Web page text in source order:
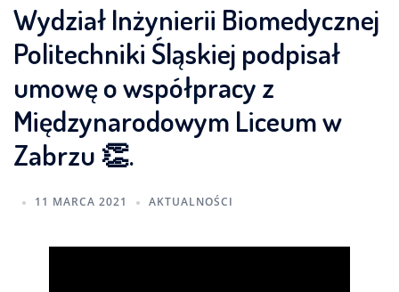
Wydział Inżynierii Biomedycznej
Politechniki Śląskiej podpisał
umowę o współpracy z
Międzynarodowym Liceum w
Zabrzu 👏.
11 MARCA 2021 AKTUALNOŚCI